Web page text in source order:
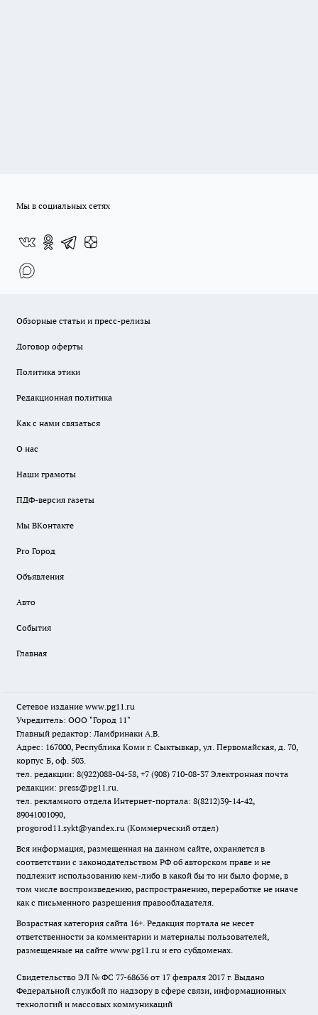
Мы в социальных сетях
Обзорные статьи и пресс-релизы
Договор оферты
Политика этики
Редакционная политика
Как с нами связаться
О нас
Наши грамоты
ПДФ-версия газеты
Мы ВКонтакте
Pro Город
Объявления
Авто
События
Главная
Сетевое издание www.pg11.ru
Учредитель: ООО "Город 11"
Главный редактор: Ламбринаки А.В.
Адрес: 167000, Республика Коми г. Сыктывкар, ул. Первомайская, д. 70,
корпус Б, оф. 503.
тел. редакции: 8(922)088-04-58, +7 (908) 710-08-37 Электронная почта
редакции: press@pg11.ru.
тел. рекламного отдела Интернет-портала: 8(8212)39-14-42,
89041001090,
progorod11.sykt@yandex.ru (Коммерческий отдел)
Вся информация, размещенная на данном сайте, охраняется в
соответствии с законодательством РФ об авторском праве и не
подлежит использованию кем-либо в какой бы то ни было форме, в
том числе воспроизведению, распространению, переработке не иначе
как с письменного разрешения правообладателя.
Возрастная категория сайта 16+. Редакция портала не несет
ответственности за комментарии и материалы пользователей,
размещенные на сайте www.pg11.ru и его субдоменах.
Свидетельство ЭЛ № ФС 77-68636 от 17 февраля 2017 г. Выдано
Федеральной службой по надзору в сфере связи, информационных
технологий и массовых коммуникаций